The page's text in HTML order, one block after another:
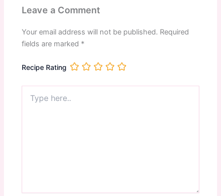
Leave a Comment
Your email address will not be published. Required
fields are marked *
Recipe Rating
here..